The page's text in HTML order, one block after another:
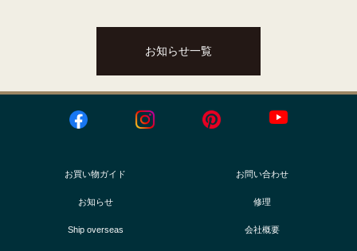
お知らせ一覧
お買い物ガイド お問い合わせ
お知らせ 修理
Ship overseas 会社概要